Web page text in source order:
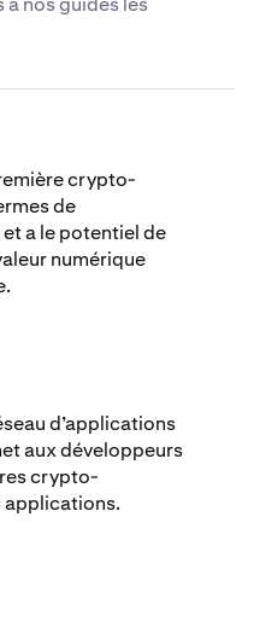
crypto-
de
a le potentiel de
numérique
d’applications
aux développeurs
crypto-
applications.